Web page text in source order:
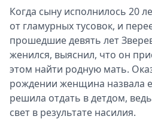
Когда сыну исполнилось 20
от гламурных тусовок, и
прошедшие девять лет
женился, выяснил, что он
этом найти родную мать.
рождении женщина назвала
решила отдать в детдом,
свет в результате насилия.